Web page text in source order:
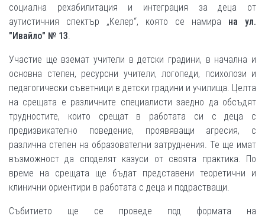
социална рехабилитация и интеграция за деца от
аутистичния спектър „Келер“, която се намира на ул.
"Ивайло" № 13.
Участие ще вземат учители в детски градини, в начална и
основна степен, ресурсни учители, логопеди, психолози и
педагогически съветници в детски градини и училища. Целта
на срещата е различните специалисти заедно да обсъдят
трудностите, които срещат в работата си с деца с
предизвикателно поведение, проявяващи агресия, с
различна степен на образователни затруднения. Те ще имат
възможност да споделят казуси от своята практика. По
време на срещата ще бъдат представени теоретични и
клинични ориентири в работата с деца и подрастващи.
Събитието ще се проведе под формата на